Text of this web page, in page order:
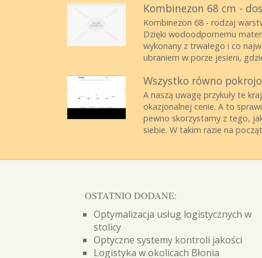
Kombinezon 68 cm -
Kombinezon 68 - rodzaj
Dzięki wodoodpornemu
wykonany z trwałego i co
ubraniem w porze jesieni,
Wszystko równo
A naszą uwagę przykuły te
okazjonalnej cenie. A to
pewno skorzystamy z tego,
siebie. W takim razie na
OSTATNIO DODANE:
Optymalizacja usług logistycznych w
stolicy
Optyczne systemy kontroli jakości
Logistyka w okolicach Błonia